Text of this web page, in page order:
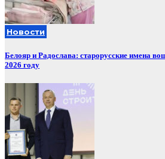
Новости
Белояр и Радослава: старорусские имена
2026 году